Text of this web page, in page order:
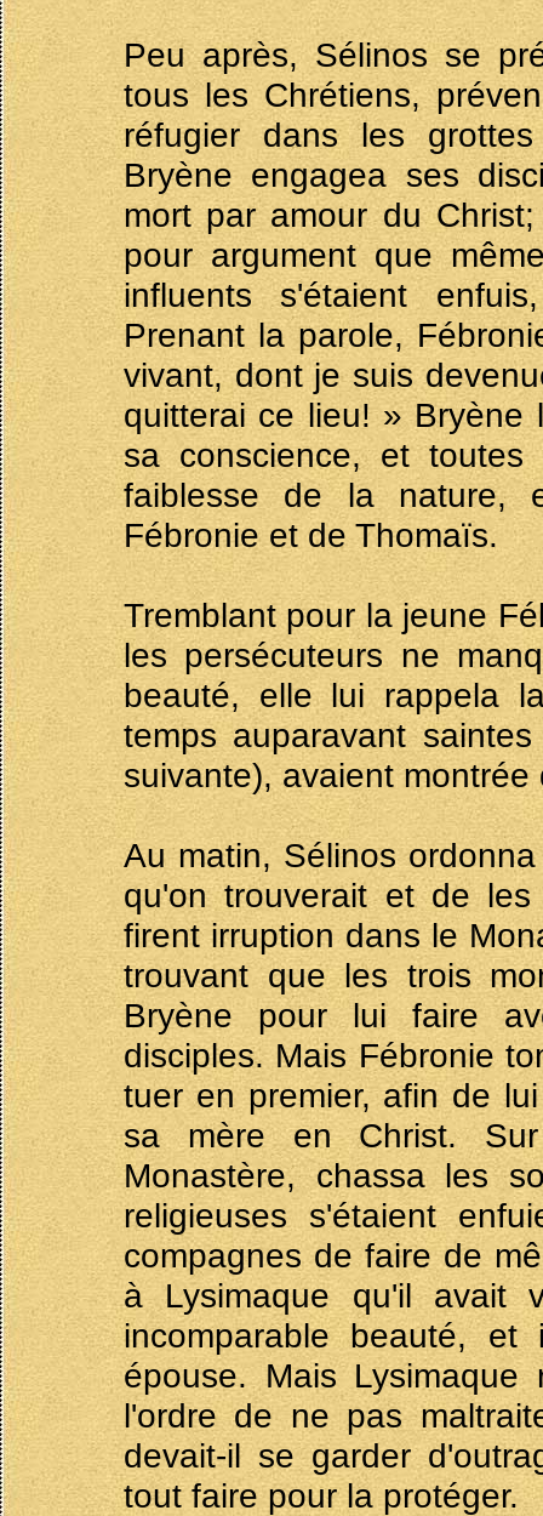
Peu après, Sélinos se
tous les Chrétiens,
réfugier dans les
Bryène engagea ses
mort par amour du
pour argument que
influents s'étaient
Prenant la parole,
vivant, dont je suis
quitterai ce lieu! » Bryène
sa conscience, et
faiblesse de la nature,
Fébronie et de Thomaïs.
Tremblant pour la jeune
les persécuteurs ne
beauté, elle lui rappela
temps auparavant
suivante), avaient
Au matin, Sélinos
qu'on trouverait et de
firent irruption dans le
trouvant que les trois
Bryène pour lui faire
disciples. Mais Fébronie
tuer en premier, afin de
sa mère en Christ.
Monastère, chassa les
religieuses s'étaient
compagnes de faire de
à Lysimaque qu'il avait
incomparable beauté,
épouse. Mais
l'ordre de ne pas
devait-il se garder
tout faire pour la protéger.